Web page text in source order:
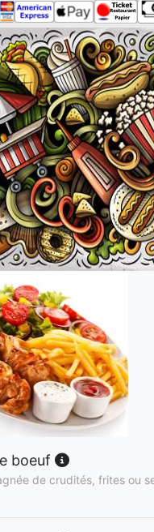
boeuf
de crudités, frites ou